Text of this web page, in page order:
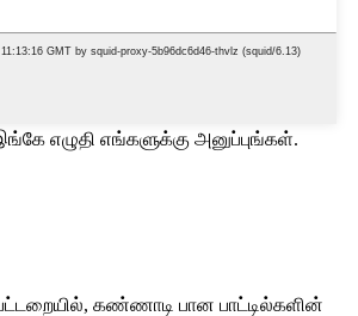
எழுதி எங்களுக்கு அனுப்புங்கள்.
கண்ணாடி பான பாட்டில்களின்